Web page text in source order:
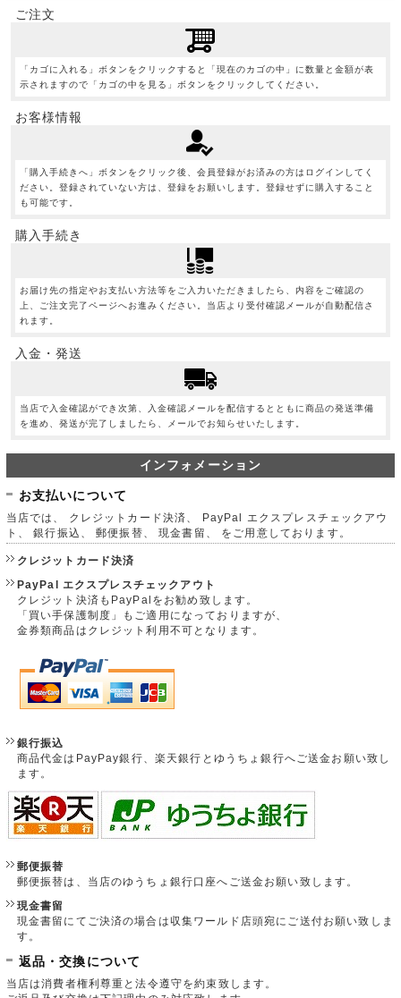
ご注文
「カゴに入れる」ボタンをクリックすると「現在のカゴの中」に数量と金額が表
示されますので「カゴの中を見る」ボタンをクリックしてください。
お客様情報
「購入手続きへ」ボタンをクリック後、会員登録がお済みの方はログインしてく
ださい。登録されていない方は、登録をお願いします。登録せずに購入すること
も可能です。
購入手続き
お届け先の指定やお支払い方法等をご入力いただきましたら、内容をご確認の
上、ご注文完了ページへお進みください。当店より受付確認メールが自動配信さ
れます。
入金・発送
当店で入金確認ができ次第、入金確認メールを配信するとともに商品の発送準備
を進め、発送が完了しましたら、メールでお知らせいたします。
インフォメーション
お支払いについて
当店では、 クレジットカード決済、 PayPal エクスプレスチェックアウ
ト、 銀行振込、 郵便振替、 現金書留、 をご用意しております。
クレジットカード決済
PayPal エクスプレスチェックアウト
クレジット決済もPayPalをお勧め致します。
「買い手保護制度」もご適用になっておりますが、
金券類商品はクレジット利用不可となります。
銀行振込
商品代金はPayPay銀行、楽天銀行とゆうちょ銀行へご送金お願い致し
ます。
郵便振替
郵便振替は、当店のゆうちょ銀行口座へご送金お願い致します。
現金書留
現金書留にてご決済の場合は収集ワールド店頭宛にご送付お願い致しま
す。
返品・交換について
当店は消費者権利尊重と法令遵守を約束致します。